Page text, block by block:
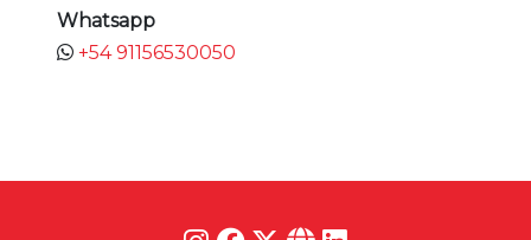
Whatsapp
+54 91156530050